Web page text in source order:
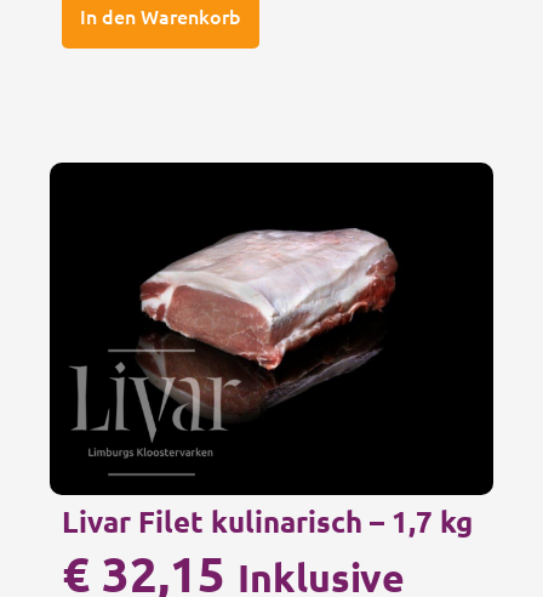
In den Warenkorb
Livar Filet kulinarisch – 1,7 kg
€ 32,15 Inklusive